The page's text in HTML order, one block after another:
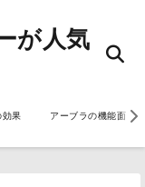
が人気
効果 アーブラの機能面